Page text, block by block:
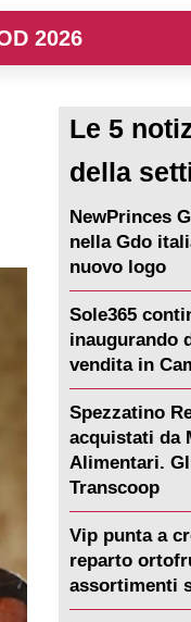
2026
Le 5
della
NewPrinces
nella Gdo
nuovo logo
Sole365
inaugurando
vendita in
Spezzatino
acquistati da
Alimentari.
Transcoop
Vip punta a
reparto
assortimenti